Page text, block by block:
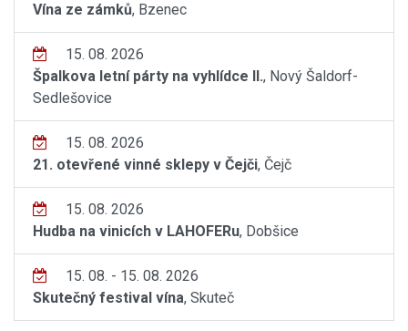
Vína ze zámků, Bzenec
15. 08. 2026
Špalkova letní párty na vyhlídce II., Nový Šaldorf-
Sedlešovice
15. 08. 2026
21. otevřené vinné sklepy v Čejči, Čejč
15. 08. 2026
Hudba na vinicích v LAHOFERu, Dobšice
15. 08. - 15. 08. 2026
Skutečný festival vína, Skuteč